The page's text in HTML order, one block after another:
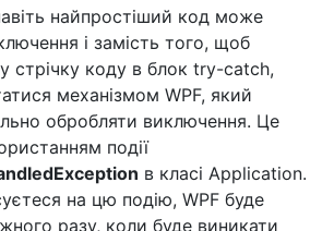
найпростіший код може
і замість того, щоб
стрічку коду в блок try-catch,
механізмом WPF, який
обробляти виключення. Це
події
в класі Application.
на цю подію, WPF буде
разу, коли буде виникати